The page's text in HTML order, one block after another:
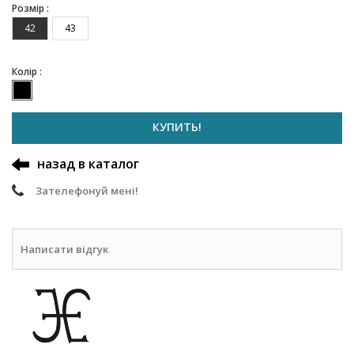
Розмір :
42
43
Колір :
КУПИТЬ!
назад в каталог
Зателефонуй мені!
Написати відгук